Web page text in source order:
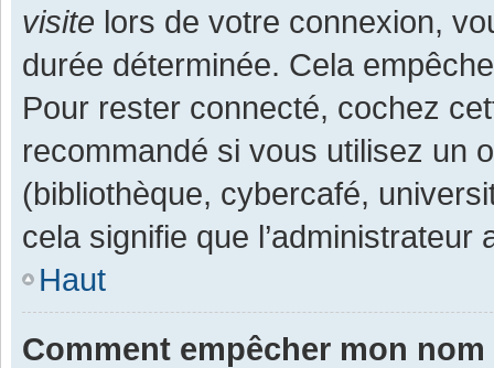
visite lors de votre connexion,
durée déterminée. Cela
Pour rester connecté, cochez
recommandé si vous utilisez un
(bibliothèque, cybercafé,
cela signifie que
Haut
Comment empêcher mon